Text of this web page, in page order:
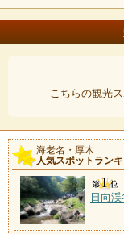
こちらの観光
海老名・厚木
人気スポットラン
日向